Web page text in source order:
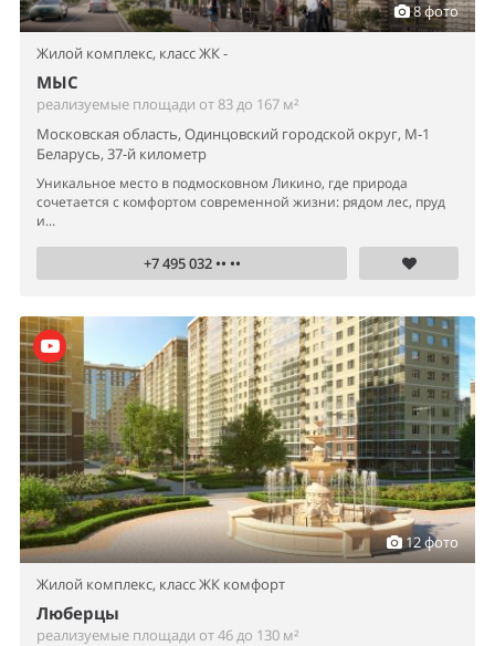
8 фото
Жилой комплекс, класс ЖК -
МЫС
реализуемые площади от 83 до 167 м²
Московская область, Одинцовский городской округ, М-1
Беларусь, 37-й километр
Уникальное место в подмосковном Ликино, где природа
сочетается с комфортом современной жизни: рядом лес, пруд
и...
+7 495 032 •• ••
12 фото
Жилой комплекс, класс ЖК комфорт
Люберцы
реализуемые площади от 46 до 130 м²